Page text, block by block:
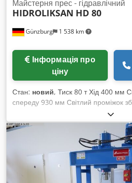
Günzburg 1 538 km
Майстерня прес - гідравлічний
HIDROLIKSAN HD 80
ціну
Стан: новий, Тиск 80 т Хід 400 мм
спереду 930 мм Світлий проміжок
потужність 4,0 кВт Швидкість
зворотного ходу 11,5 мм/с
прибл. 725 кг Габарити прибл.
Nbcsfx Ahzjrf Оснащення: - Міцна
Пресовий циліндр з можливістю
Керування електричним важелем
ручного важеля - Індикатор тиску